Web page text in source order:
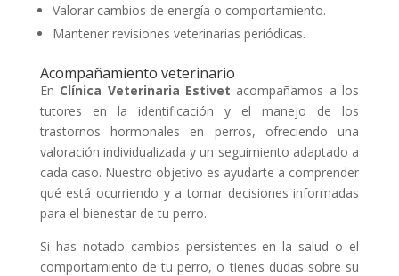
Valorar cambios de energía o comportamiento.
Mantener revisiones veterinarias periódicas.
Acompañamiento veterinario
En Clínica Veterinaria Estivet acompañamos a los
tutores en la identificación y el manejo de los
trastornos hormonales en perros, ofreciendo una
valoración individualizada y un seguimiento adaptado a
cada caso. Nuestro objetivo es ayudarte a comprender
qué está ocurriendo y a tomar decisiones informadas
para el bienestar de tu perro.
Si has notado cambios persistentes en la salud o el
comportamiento de tu perro, o tienes dudas sobre su